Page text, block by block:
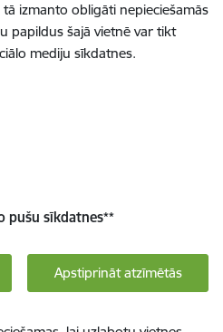
izmanto obligāti nepieciešamās
papildus šajā vietnē var tikt
mediju sīkdatnes.
pušu sīkdatnes**
Apstiprināt atzīmētās